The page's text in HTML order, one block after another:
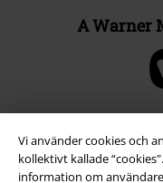
Vi använder cookies och
kollektivt kallade
information om
A Warner